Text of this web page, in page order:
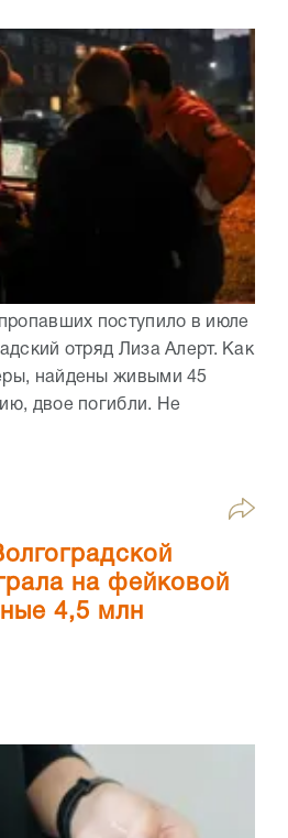
поступило в июле
отряд Лиза Алерт. Как
найдены живыми 45
двое погибли. Не
на фейковой
4,5 млн